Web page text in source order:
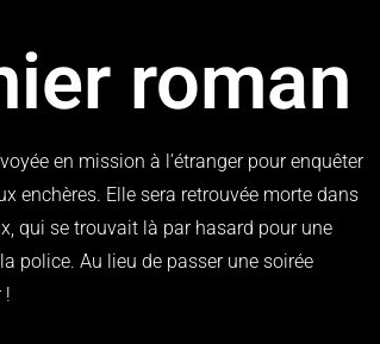
roman
en mission à l’étranger pour enquêter
enchères. Elle sera retrouvée morte dans
qui se trouvait là par hasard pour une
police. Au lieu de passer une soirée
!